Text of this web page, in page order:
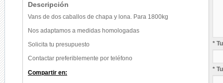
Descripción
Vans de dos caballos de chapa y lona. Para 1800kg
Nos adaptamos a medidas homologadas
Solicita tu presupuesto
Contactar preferiblemente por teléfono
Compartir en:
*
*